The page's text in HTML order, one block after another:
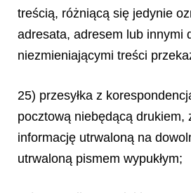
treścią, różniącą się jedynie
adresata, adresem lub innymi
niezmieniającymi treści
25) przesyłka z
pocztową niebędącą drukiem,
informację utrwaloną na
utrwaloną pismem wypukłym;